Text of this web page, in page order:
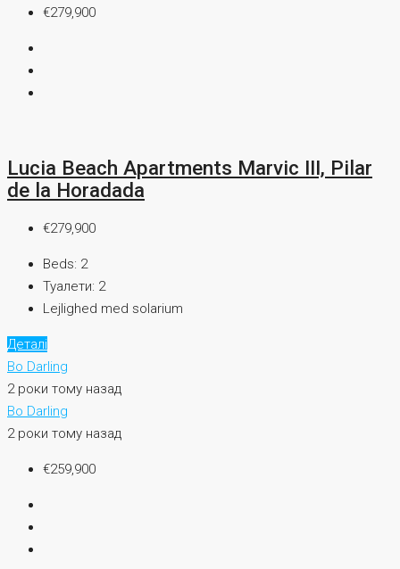
€279,900
Lucia Beach Apartments Marvic III, Pilar
de la Horadada
€279,900
Beds: 2
Туалети: 2
Lejlighed med solarium
Деталі
Bo Darling
2 роки тому назад
Bo Darling
2 роки тому назад
€259,900